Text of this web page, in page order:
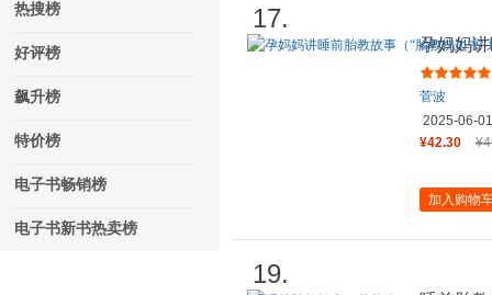
热搜榜
好评榜
飙升榜
特价榜
电子书畅销榜
电子书新书热卖榜
17.
孕妈妈
列，音
菅波
2025-06-01
¥42.30
加入购物
19.